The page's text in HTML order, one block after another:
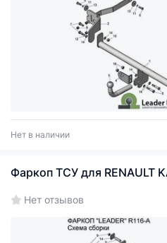
Нет в наличии
Фаркоп ТСУ для RENAULT
Нет отзывов